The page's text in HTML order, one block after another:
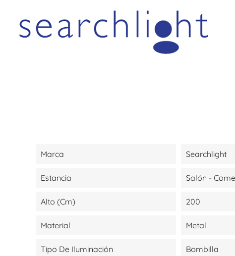
Marca Searchlight
Estancia Salón -
Alto (cm) 200
Material Metal
Tipo De Iluminación Bombilla